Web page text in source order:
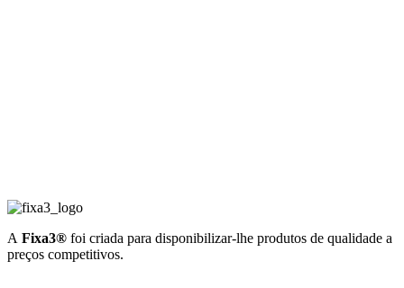
A Fixa3® foi criada para disponibilizar-lhe produtos de qualidade a
preços competitivos.